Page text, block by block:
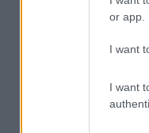
or app.
I want
I want